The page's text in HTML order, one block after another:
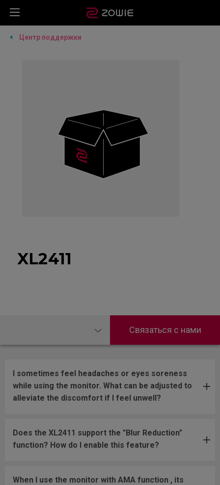
Центр поддержки
XL2411
Связаться с нами
I sometimes feel headaches or eyes soreness
while using the monitor. What can be adjusted to
alleviate the discomfort if I feel unwell?
Does the XL2411 support the "Blur Reduction"
function? How do I enable this feature?
When I use the monitor with AMA function , its